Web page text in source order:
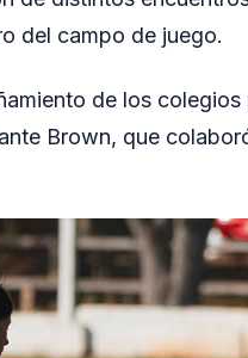
del campo de juego.
de los
Brown, que